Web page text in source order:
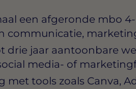
een afgeronde mbo
communicatie,
drie jaar aantoonbare
media- of
met tools zoals Canva,